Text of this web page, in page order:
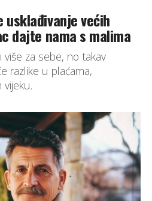
usklađivanje većih
dajte nama s malima
više za sebe, no takav
razlike u plaćama,